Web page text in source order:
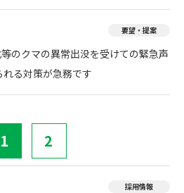
要望・提案
のクマの異常出没を受けての緊急声
る対策が急務です
1 2
採用情報